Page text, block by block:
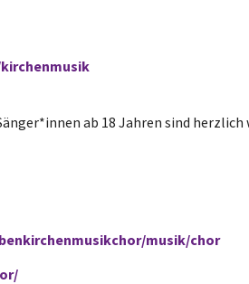
ab 18 Jahren sind
musik/chor